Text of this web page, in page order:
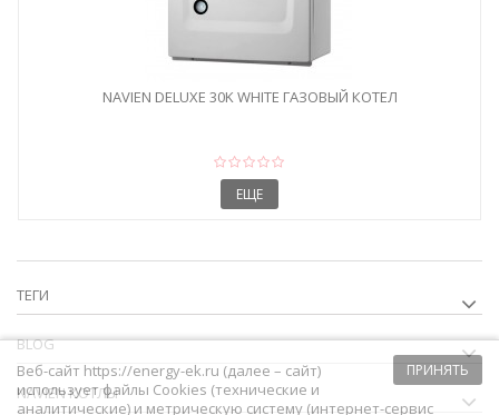
NAVIEN DELUXE 30K WHITE ГАЗОВЫЙ КОТЕЛ
ЕЩЕ
ТЕГИ
BLOG
NAVIEN КОТЛЫ
ПРИНЯТЬ
Веб-сайт https://energy-ek.ru (далее – сайт)
использует файлы Cookies (технические и
аналитические) и метрическую систему (интернет-сервис